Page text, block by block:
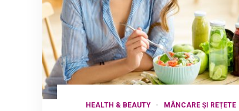
HEALTH & BEAUTY
MÂNCARE ȘI REȚETE